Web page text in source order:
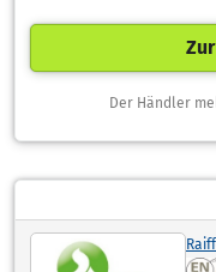
Der Händler